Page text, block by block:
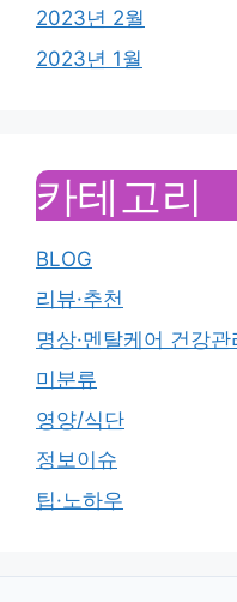
2023년 2월
2023년 1월
카테고리
BLOG
리뷰·추천
명상·멘탈케어 건강관
미분류
영양/식단
정보이슈
팁·노하우